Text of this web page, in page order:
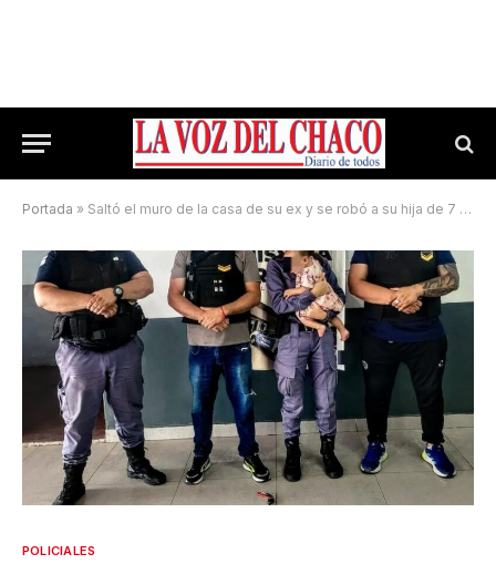
Portada » Saltó el muro de la casa de su ex y se robó a su hija de 7 meses: terminó tras las rejas
POLICIALES